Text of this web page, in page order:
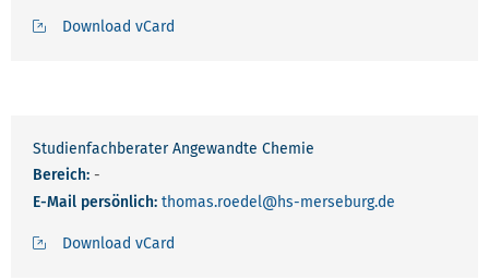
Download vCard
Studienfachberater Angewandte Chemie
Bereich: -
E-Mail persönlich: thomas.roedel@hs-merseburg.de
Download vCard